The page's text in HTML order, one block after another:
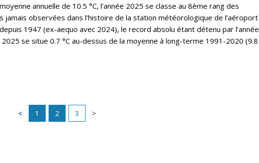
annuelle de 10.5 °C, l’année 2025 se classe au 8ème rang des
jamais observées dans l’histoire de la station météorologique de l’aéroport
1947 (ex-aequo avec 2024), le record absolu étant détenu par l’année
2025 se situe 0.7 °C au-dessus de la moyenne à long-terme 1991-2020 (9.8
1 2 3